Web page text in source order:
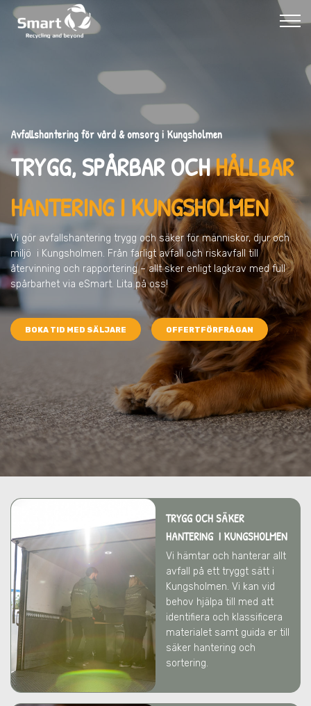
Avfallshantering för vård & omsorg i Kungsholmen
TRYGG, SPÅRBAR OCHHÅLLBAR
HANTERING I KUNGSHOLMEN
Vi gör avfallshantering trygg och säker för människor, djur och
miljö i Kungsholmen. Från farligt avfall och riskavfall till
återvinning och rapportering – allt sker enligt lagkrav med full
spårbarhet via eSmart. Lita på oss!
BOKA TID MED SÄLJARE OFFERTFÖRFRÅGAN
TRYGG OCH SÄKER
HANTERING I KUNGSHOLMEN
Vi hämtar och hanterar allt
avfall på ett tryggt sätt i
Kungsholmen. Vi kan vid
behov hjälpa till med att
identifiera och klassificera
materialet samt guida er till
säker hantering och
sortering.